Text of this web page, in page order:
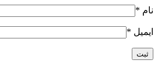
نام *
ایمیل *